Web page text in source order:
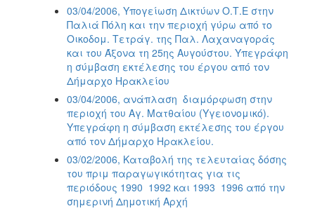
03/04/2006, Υπογείωση Δικτύων Ο.Τ.Ε στην
Παλιά Πόλη και την περιοχή γύρω από το
Οικοδομ. Τετράγ. της Παλ. Λαχαναγοράς
και του Άξονα τη 25ης Αυγούστου. Υπεγράφη
η σύμβαση εκτέλεσης του έργου από τον
Δήμαρχο Ηρακλείου
03/04/2006, ανάπλαση  διαμόρφωση στην
περιοχή του Αγ. Ματθαίου (Υγειονομικό).
Υπεγράφη η σύμβαση εκτέλεσης του έργου
από τον Δήμαρχο Ηρακλείου.
03/02/2006, Καταβολή της τελευταίας δόσης
του πριμ παραγωγικότητας για τις
περιόδους 1990  1992 και 1993  1996 από την
σημερινή Δημοτική Αρχή